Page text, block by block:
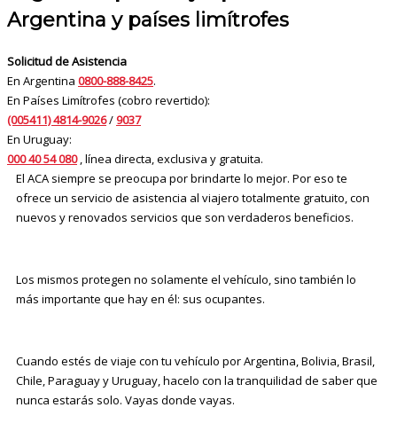
Argentina y países limítrofes
Solicitud de Asistencia
En Argentina 0800-888-8425.
En Países Limítrofes (cobro revertido):
(005411) 4814-9026/ 9037
En Uruguay:
000 40 54 080, línea directa, exclusiva y gratuita.
El ACA siempre se preocupa por brindarte lo mejor. Por eso te
ofrece un servicio de asistencia al viajero totalmente gratuito, con
nuevos y renovados servicios que son verdaderos beneficios.
Los mismos protegen no solamente el vehículo, sino también lo
más importante que hay en él: sus ocupantes.
Cuando estés de viaje con tu vehículo por Argentina, Bolivia, Brasil,
Chile, Paraguay y Uruguay, hacelo con la tranquilidad de saber que
nunca estarás solo. Vayas donde vayas.